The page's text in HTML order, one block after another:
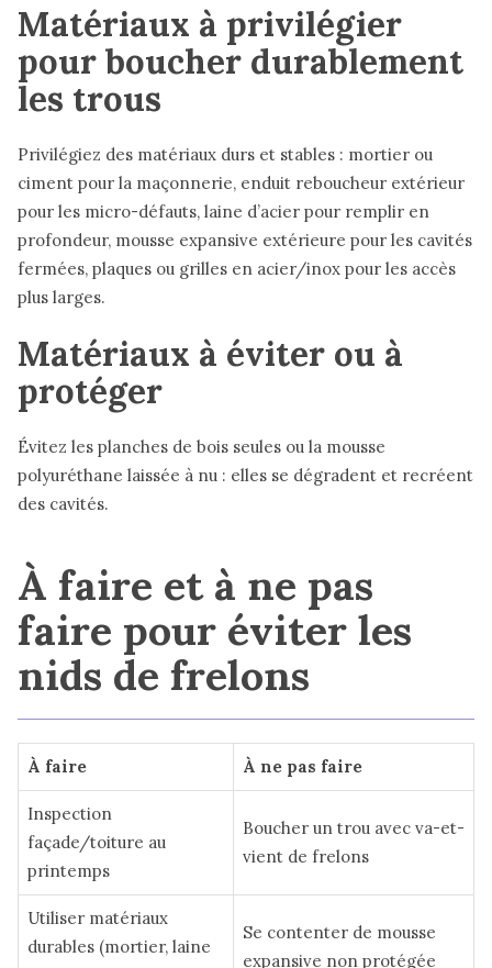
Matériaux à privilégier
pour boucher durablement
les trous
Privilégiez des matériaux durs et stables : mortier ou
ciment pour la maçonnerie, enduit reboucheur extérieur
pour les micro-défauts, laine d’acier pour remplir en
profondeur, mousse expansive extérieure pour les cavités
fermées, plaques ou grilles en acier/inox pour les accès
plus larges.
Matériaux à éviter ou à
protéger
Évitez les planches de bois seules ou la mousse
polyuréthane laissée à nu : elles se dégradent et recréent
des cavités.
À faire et à ne pas
faire pour éviter les
nids de frelons
À faire À ne pas faire
Inspection
façade/toiture au
printemps
Boucher un trou avec va-et-
vient de frelons
Utiliser matériaux
durables (mortier, laine
Se contenter de mousse
expansive non protégée